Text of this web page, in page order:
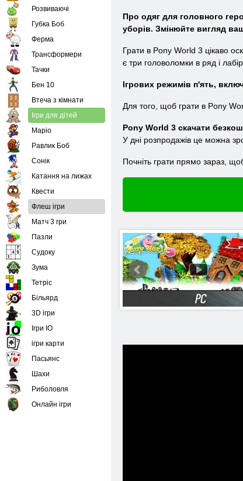
Про одяг для головного
уборів. Змінюйте вигляд
Грати в Pony World 3 цікаво
є три головоломки в ряд і
Ігрових режимів п'ять,
Для того, щоб грати в Pony
Pony World 3 скачати
У дні розпродажів це можна
Почніть грати прямо зараз,
Розвиваючі
Губка Боб
Ферма
Трансформери
Тачки
Бен 10
Втеча з кімнати
Ігри для дітей
Маріо
Равлик Боб
Сонік
Катання на лижах
Квести
Флеш ігри
Матч 3 гри
Пазли
Судоку
Зума
Тетріс
Більярд
3D ігри
Ігри IO
ігри карти
Пасьянс
Шахи
Риболовля
Онлайн ігри